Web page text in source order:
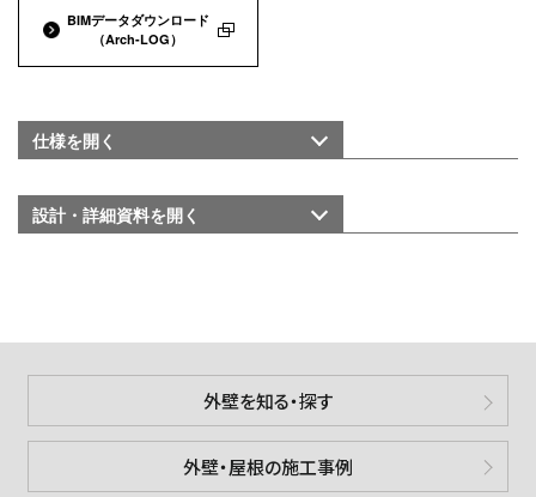
BIMデータダウンロード
（Arch-LOG）
仕様を開く
設計・詳細資料を開く
外壁を知る・探す
外壁・屋根の施工事例